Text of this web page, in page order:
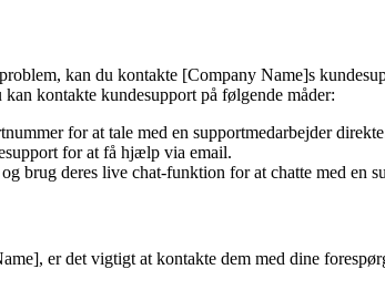
kan du kontakte [Company Name]s
kontakte kundesupport på følgende måder:
for at tale med en supportmedarbejder
for at få hjælp via email.
brug deres live chat-funktion for at chatte med en
er det vigtigt at kontakte dem med dine